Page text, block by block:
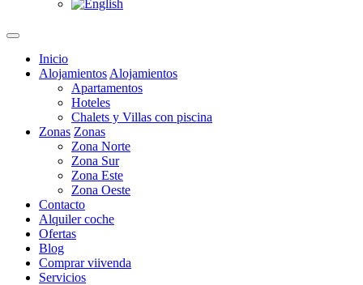
Inicio
Alojamientos Alojamientos
Apartamentos
Hoteles
Chalets y Villas con piscina
Zonas Zonas
Zona Norte
Zona Sur
Zona Este
Zona Oeste
Contacto
Alquiler coche
Ofertas
Blog
Comprar viivenda
Servicios